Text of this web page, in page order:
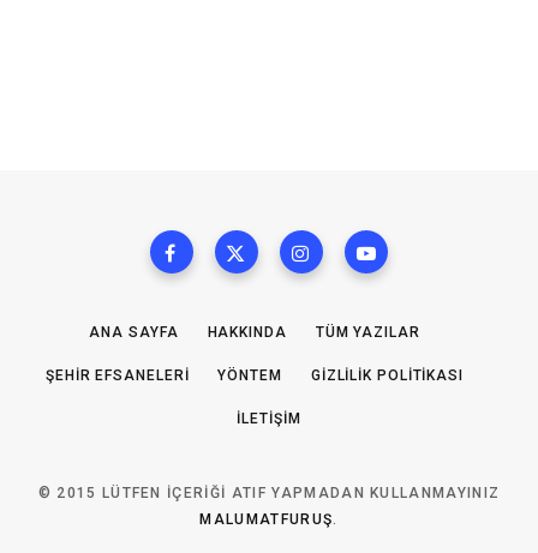
ANA SAYFA HAKKINDA TÜM YAZILAR
ŞEHIR EFSANELERI YÖNTEM GIZLILIK POLITIKASI
İLETIŞIM
© 2015 LÜTFEN IÇERIĞI ATIF YAPMADAN KULLANMAYINIZ
MALUMATFURUŞ.